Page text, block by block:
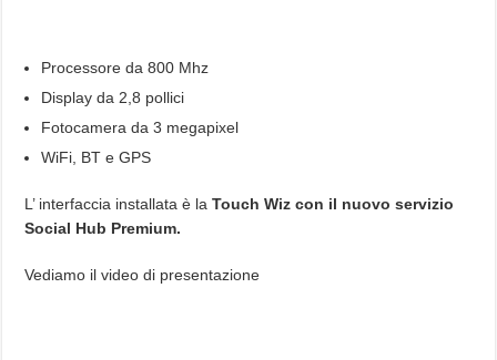
Processore da 800 Mhz
Display da 2,8 pollici
Fotocamera da 3 megapixel
WiFi, BT e GPS
L’ interfaccia installata è la Touch Wiz con il nuovo servizio
Social Hub Premium.
Vediamo il video di presentazione